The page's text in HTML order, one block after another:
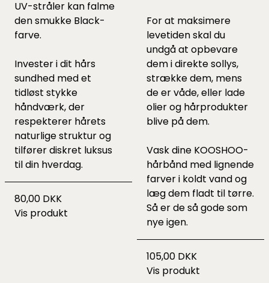
UV-stråler kan falme
den smukke Black-
farve.
Invester i dit hårs
sundhed med et
tidløst stykke
håndværk, der
respekterer hårets
naturlige struktur og
tilfører diskret luksus
til din hverdag.
80,00 DKK
Vis produkt
For at maksimere
levetiden skal du
undgå at opbevare
dem i direkte sollys,
strække dem, mens
de er våde, eller lade
olier og hårprodukter
blive på dem.
Vask dine KOOSHOO-
hårbånd med lignende
farver i koldt vand og
læg dem fladt til tørre.
Så er de så gode som
nye igen.
105,00 DKK
Vis produkt